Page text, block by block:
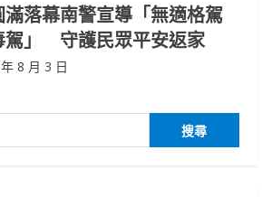
落幕南警宣導「無適格駕
駕」 守護民眾平安返家
8 月 3 日